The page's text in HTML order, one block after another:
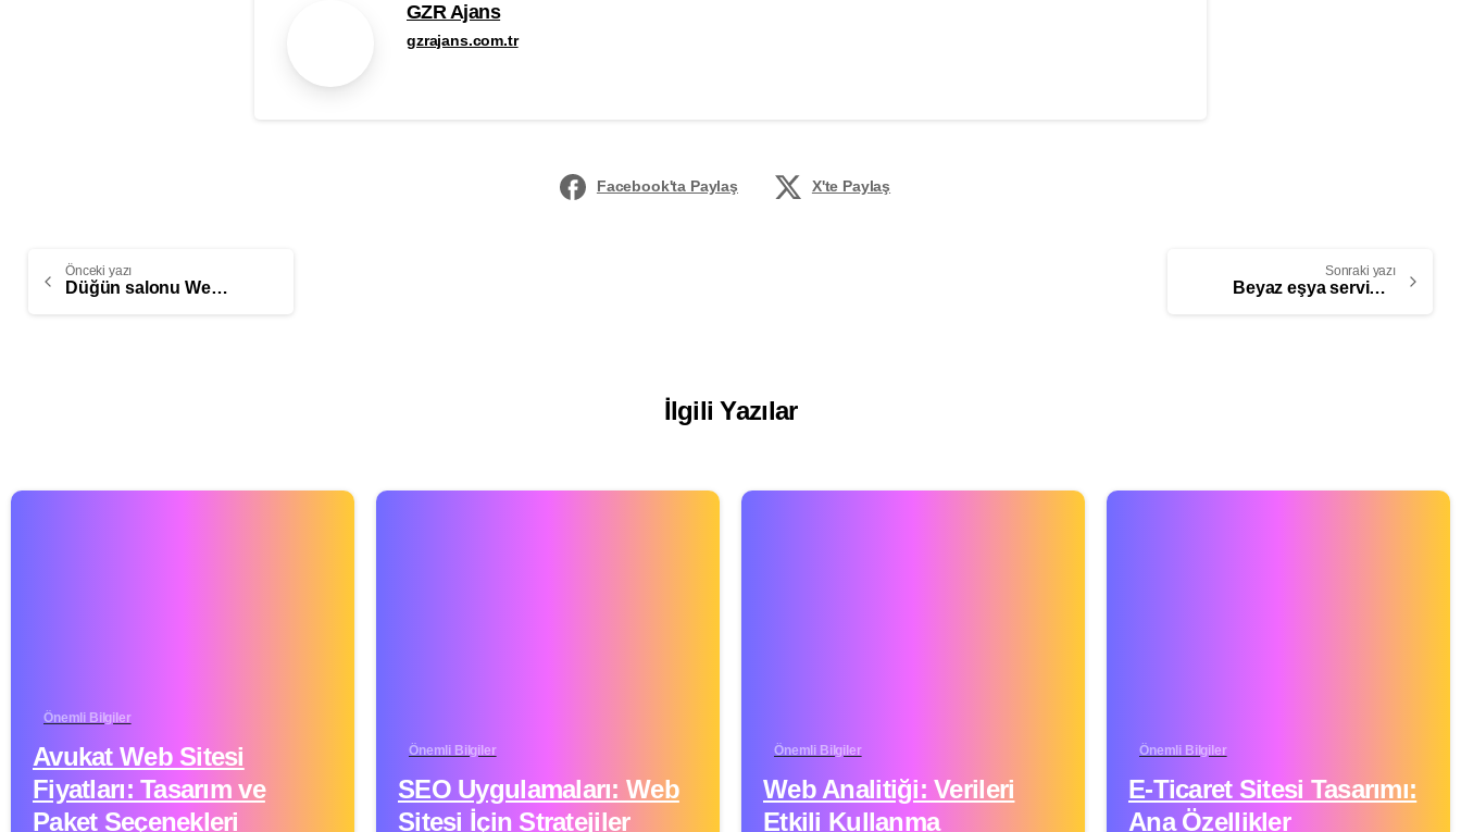
GZR Ajans
gzrajans.com.tr
Facebook'ta Paylaş X'te Paylaş
Önceki yazı
Düğün salonu Web Tasarım Hizmetleri | GZR Ajans – 0342 606 07 21
Sonraki yazı
Beyaz eşya servisi Web Tasarım Hizmetleri | GZR Ajans – 0342 606 07 21
İlgili Yazılar
Önemli Bilgiler
Avukat Web Sitesi
Fiyatları: Tasarım ve
Paket Seçenekleri
Önemli Bilgiler
SEO Uygulamaları: Web
Sitesi İçin Stratejiler
Önemli Bilgiler
Web Analitiği: Verileri
Etkili Kullanma
Önemli Bilgiler
E-Ticaret Sitesi Tasarımı:
Ana Özellikler